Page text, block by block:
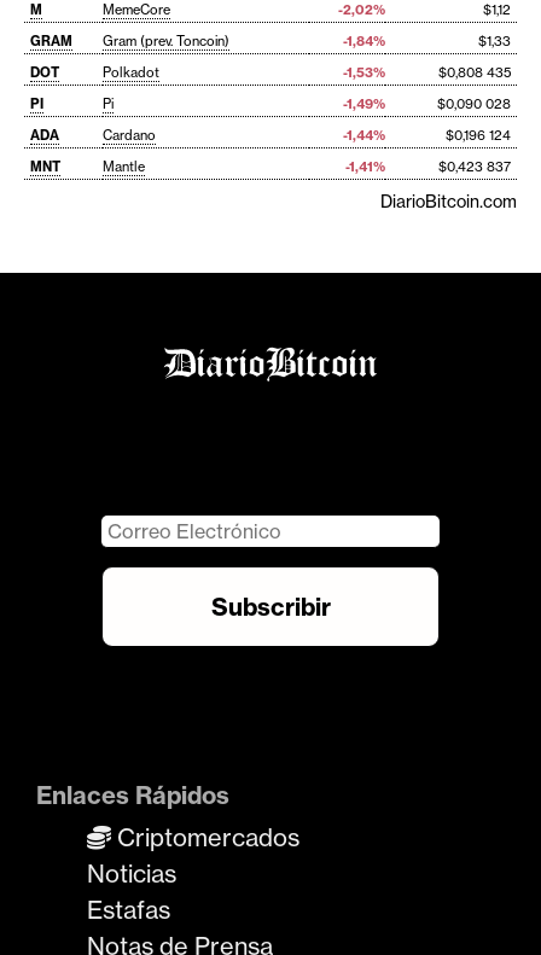
M MemeCore -2,02%
$1,12
GRAM
Gram (prev. Toncoin) -1,84%
$1,33
DOT
Polkadot -1,53%
$0,808 435
PI
Pi -1,49%
$0,090 028
ADA
Cardano -1,44%
$0,196 124
MNT
Mantle -1,41% $0,423 837
DiarioBitcoin.com
Enlaces Rápidos
Criptomercados
Noticias
Estafas
Notas de Prensa